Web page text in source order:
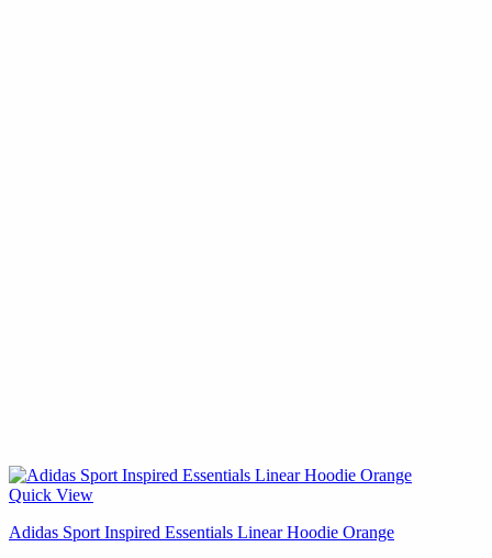
Quick View
Adidas Sport Inspired Essentials Linear Hoodie Orange